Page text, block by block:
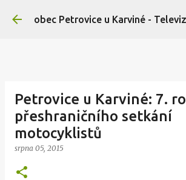
Přeskočit na hlavní
Petrovice u Karviné: 7.
přeshraničního setkání
motocyklistů
srpna 05, 2015